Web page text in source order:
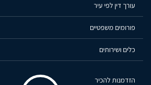
עורך דין לפי עיר
פורומים משפטיים
כלים ושירותים
הזדמנות להכיר